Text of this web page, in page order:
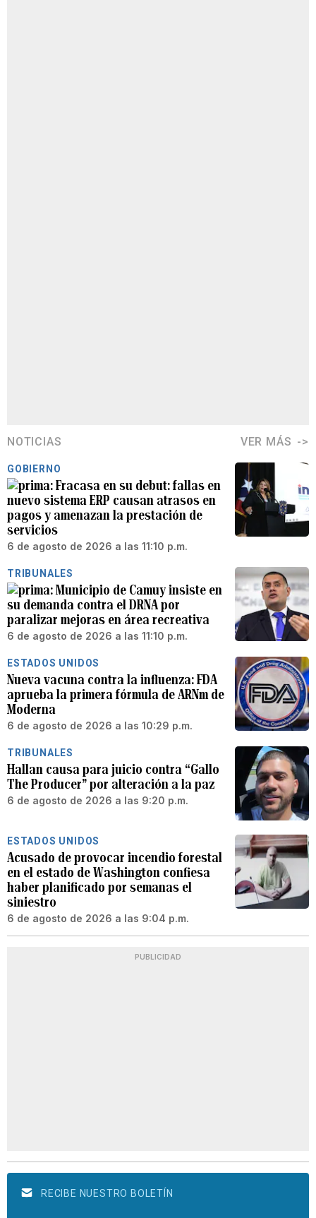
NOTICIAS VER MÁS
GOBIERNO
Fracasa en su debut: fallas en
nuevo sistema ERP causan atrasos en
pagos y amenazan la prestación de
servicios
6 de agosto de 2026 a las 11:10 p.m.
TRIBUNALES
Municipio de Camuy insiste en
su demanda contra el DRNA por
paralizar mejoras en área recreativa
6 de agosto de 2026 a las 11:10 p.m.
ESTADOS UNIDOS
Nueva vacuna contra la influenza: FDA
aprueba la primera fórmula de ARNm de
Moderna
6 de agosto de 2026 a las 10:29 p.m.
TRIBUNALES
Hallan causa para juicio contra “Gallo
The Producer” por alteración a la paz
6 de agosto de 2026 a las 9:20 p.m.
ESTADOS UNIDOS
Acusado de provocar incendio forestal
en el estado de Washington confiesa
haber planificado por semanas el
siniestro
6 de agosto de 2026 a las 9:04 p.m.
PUBLICIDAD
RECIBE NUESTRO BOLETÍN